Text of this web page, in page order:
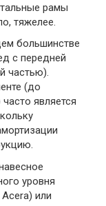
рамы
тяжелее.
большинстве
с передней
частью).
(до
является
уровня
или